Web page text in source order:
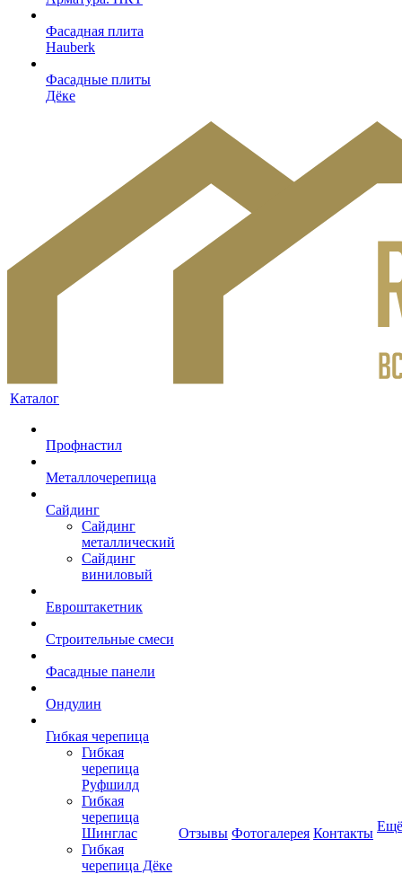
Фасадная плита
Hauberk
Фасадные плиты
Дёке
Каталог
Профнастил
Металлочерепица
Сайдинг
Сайдинг
металлический
Сайдинг
виниловый
Евроштакетник
Строительные смеси
Фасадные панели
Ондулин
Гибкая черепица
Гибкая
черепица
Руфшилд
Гибкая
черепица
Шинглас
Гибкая
черепица Дёке
Отзывы Фотогалерея Контакты Ещё